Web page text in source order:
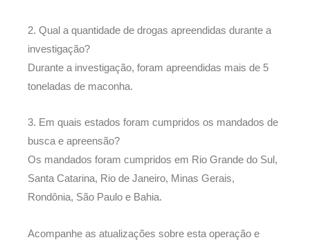
2. Qual a quantidade de drogas apreendidas durante a
investigação?
Durante a investigação, foram apreendidas mais de 5
toneladas de maconha.
3. Em quais estados foram cumpridos os mandados de
busca e apreensão?
Os mandados foram cumpridos em Rio Grande do Sul,
Santa Catarina, Rio de Janeiro, Minas Gerais,
Rondônia, São Paulo e Bahia.
Acompanhe as atualizações sobre esta operação e